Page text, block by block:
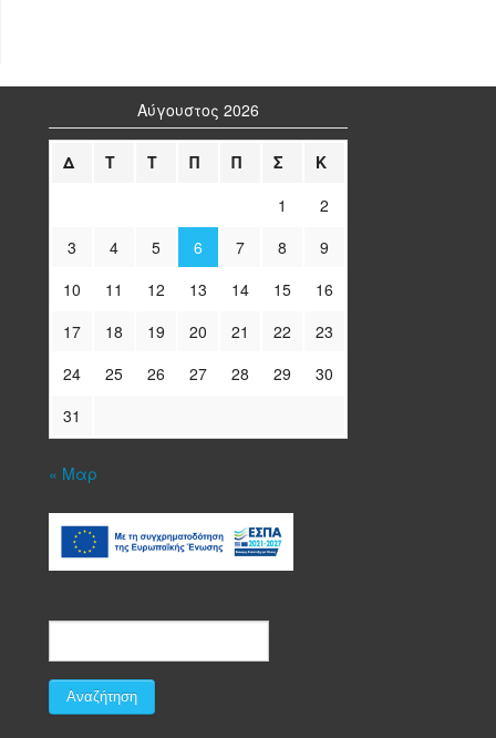
Αύγουστος 2026
Δ Τ Τ Π Π Σ
Κ
1
2
3
4 5 6 7 8
9
10
11 12 13 14 15
16
17
18 19 20 21 22
23
24
25 26 27 28 29
30
31
« Μαρ